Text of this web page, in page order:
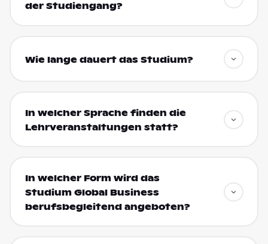
der Studiengang?
Wie lange dauert das Studium?
In welcher Sprache finden die
Lehrveranstaltungen statt?
In welcher Form wird das
Studium Global Business
berufsbegleitend angeboten?